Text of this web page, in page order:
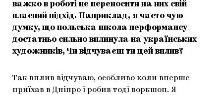
важко в роботі не переносити на них свій
власний підхід. Наприклад, я часто чую
думку, що польська школа перформансу
достатньо сильно вплинула на українських
художників, Чи відчуваєш ти цей вплив?
Так вплив відчуваю, особливо коли вперше
приїхав в Дніпро і робив тоді воркшоп. Я